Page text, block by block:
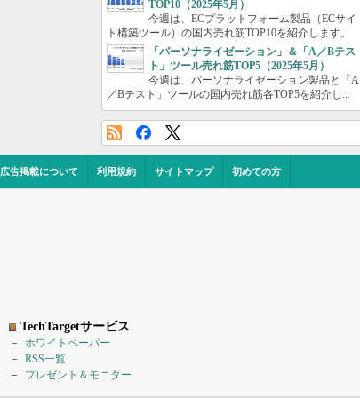
TOP10（2025年5月）
今週は、ECプラットフォーム製品（ECサイ
ト構築ツール）の国内売れ筋TOP10を紹介します。
「パーソナライゼーション」＆「A／Bテス
ト」ツール売れ筋TOP5（2025年5月）
今週は、パーソナライゼーション製品と「A
／Bテスト」ツールの国内売れ筋各TOP5を紹介し...
広告掲載について 利用規約 サイトマップ 初めての方
TechTargetサービス
ホワイトペーパー
RSS一覧
プレゼント＆モニター